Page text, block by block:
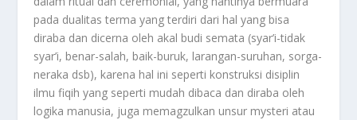
pada dualitas terma yang terdiri dari hal yang bisa
diraba dan dicerna oleh akal budi semata (syar’i-tidak
syar’i, benar-salah, baik-buruk, larangan-suruhan, sorga-
neraka dsb), karena hal ini seperti konstruksi disiplin
ilmu fiqih yang seperti mudah dibaca dan diraba oleh
logika manusia, juga memagzulkan unsur mysteri atau